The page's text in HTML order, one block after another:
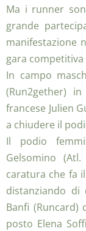
Ma i runner
grande
manifestazione
gara
In campo
(Run2gether)
francese Julien
a chiudere il
Il podio
Gelsomino
caratura che fa
distanziando di
Banfi (Runcard)
posto Elena